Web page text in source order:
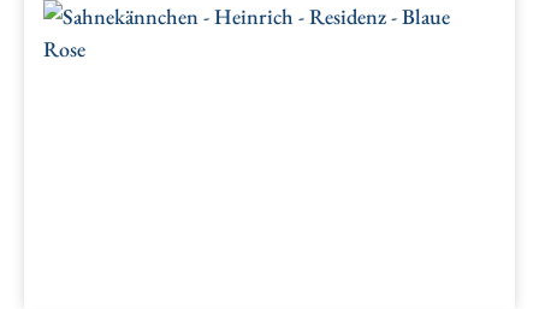
Bildergalerie überspringen